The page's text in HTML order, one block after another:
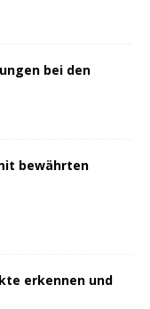
bei den
bewährten
erkennen und